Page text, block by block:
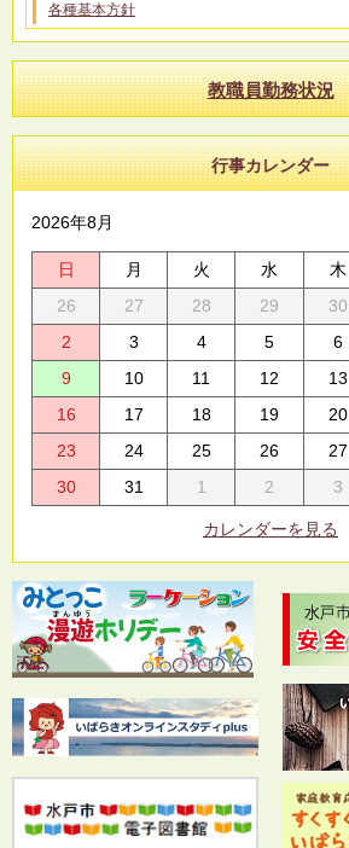
各種基本方針
教職員勤務状況
行事カレンダー
2026年8月
日 月 火 水 木
26
27 28 29 30
2
3 4 5 6
9
10 11 12 13
16
17 18 19 20
23
24 25 26 27
30
31 1 2 3
カレンダーを見る